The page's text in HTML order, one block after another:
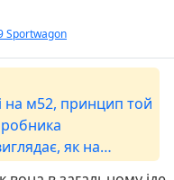
Sportwagon
на м52, принцип той
як на